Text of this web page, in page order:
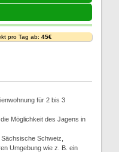
pro Tag ab: 45€
für 2 bis 3
Möglichkeit des Jagens in
Schweiz,
Umgebung wie z. B. ein